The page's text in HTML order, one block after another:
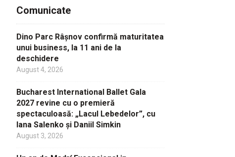
Comunicate
Dino Parc Râșnov confirmă maturitatea
unui business, la 11 ani de la
deschidere
August 4, 2026
Bucharest International Ballet Gala
2027 revine cu o premieră
spectaculoasă: „Lacul Lebedelor”, cu
Iana Salenko și Daniil Simkin
August 3, 2026